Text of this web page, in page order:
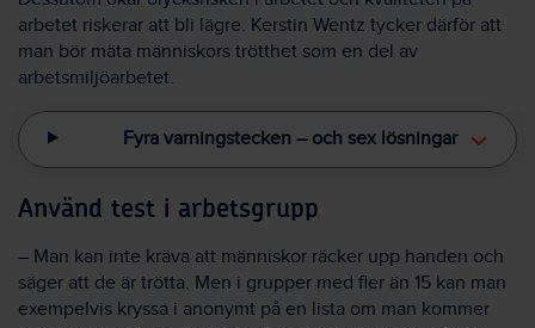
arbetet riskerar att bli lägre. Kerstin Wentz tycker därför att
man bör mäta människors trötthet som en del av
arbetsmiljöarbetet.
Fyra varningstecken – och sex lösningar
Använd test i arbetsgrupp
– Man kan inte kräva att människor räcker upp handen och
säger att de är trötta. Men i grupper med fler än 15 kan man
exempelvis kryssa i anonymt på en lista om man kommer